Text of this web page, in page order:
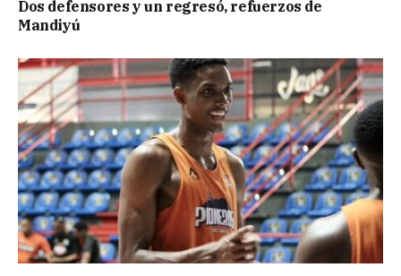
Dos defensores y un regresó, refuerzos de
Mandiyú